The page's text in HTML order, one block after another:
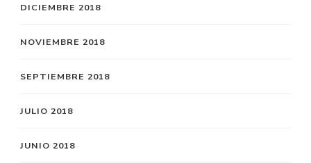
DICIEMBRE 2018
NOVIEMBRE 2018
SEPTIEMBRE 2018
JULIO 2018
JUNIO 2018